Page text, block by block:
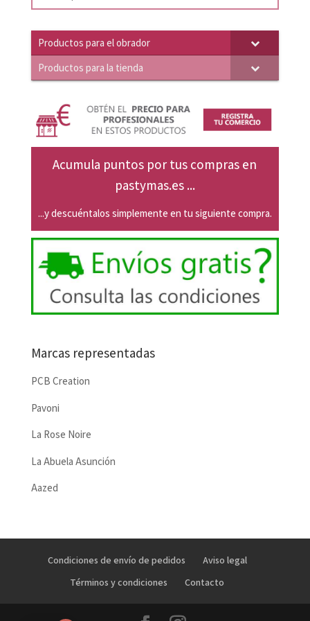
Productos para el obrador
Productos para la tienda
Acumula puntos por tus compras en
pastymas.es ...
...y descuéntalos simplemente en tu siguiente compra.
Marcas representadas
PCB Creation
Pavoni
La Rose Noire
La Abuela Asunción
Aazed
Condiciones de envío de pedidos
Aviso legal
Términos y condiciones
Contacto